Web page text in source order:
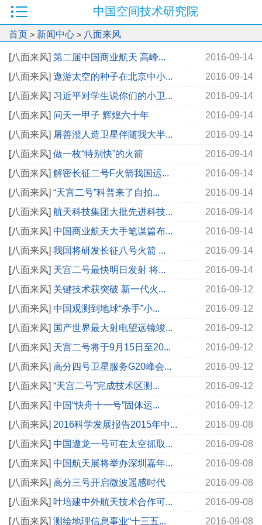
中国空间技术研究院
首页 > 新闻中心 > 八面来风
[八面来风] 2016-09-14
第二届中国商业航天 高峰...
[八面来风] 2016-09-14
遨游太空的种子在北京中小...
[八面来风] 2016-09-14
习近平对学生说你们的小卫...
[八面来风] 2016-09-14
问天一甲子 辉煌六十年
[八面来风] 2016-09-14
屠善澄人造卫星伴随我大半...
[八面来风] 2016-09-14
做一枚“特别快”的火箭
[八面来风] 2016-09-14
解密长征二号F火箭我国运...
[八面来风] 2016-09-14
“天宫二号”科普来了自拍...
[八面来风] 2016-09-14
航天科技集团大批先进科技...
[八面来风] 2016-09-14
中国商业航天大手笔谋篇布...
[八面来风] 2016-09-14
我国将研发长征八号火箭 ...
[八面来风] 2016-09-14
天宫二号最快明日发射 将...
[八面来风] 2016-09-12
关键技术获突破 新一代火...
[八面来风] 2016-09-12
中国观测到地球“杀手”小...
[八面来风] 2016-09-12
国产世界最大射电望远镜竣...
[八面来风] 2016-09-12
天宫二号将于9月15日至20...
[八面来风] 2016-09-12
高分四号卫星服务G20峰会...
[八面来风] 2016-09-12
“天宫二号”完成技术区测...
[八面来风] 2016-09-12
中国“快舟十一号”固体运...
[八面来风] 2016-09-08
2016科学发展报告2015年中...
[八面来风] 2016-09-08
中国遨龙一号可在太空抓取...
[八面来风] 2016-09-08
中国航天展将举办深圳嘉年...
[八面来风] 2016-09-08
高分三号开启微波遥感时代
[八面来风] 2016-09-08
叶培建中外航天技术合作可...
[八面来风] 2016-09-08
测绘地理信息事业“十三五...